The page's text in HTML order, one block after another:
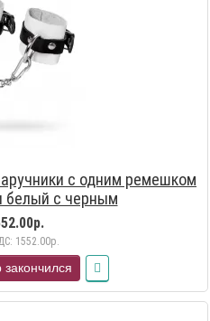
с одним ремешком
белый с черным
1552.00р.
закончился